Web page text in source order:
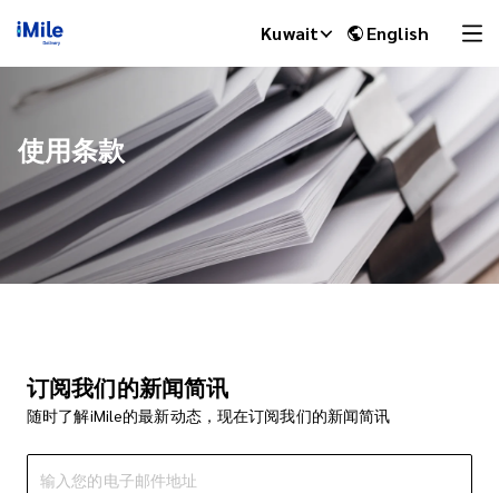
Kuwait English
使用条款
订阅我们的新闻简讯
随时了解iMile的最新动态，现在订阅我们的新闻简讯